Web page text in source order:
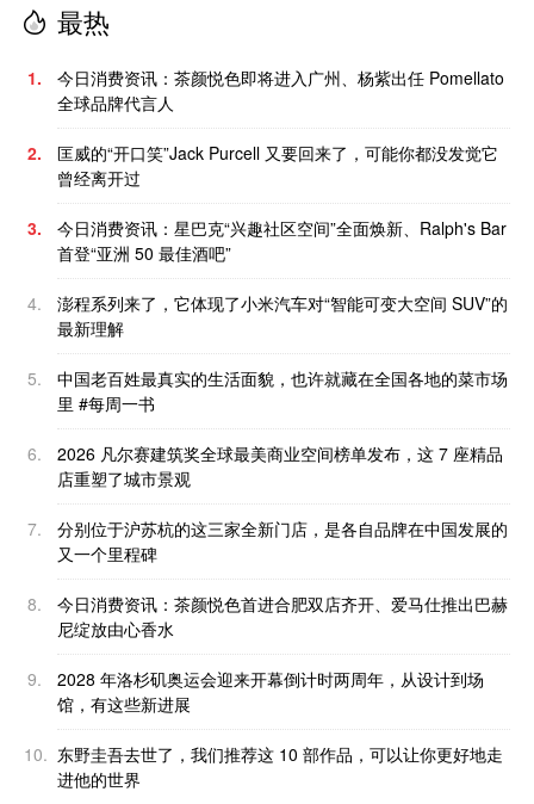
最热
1.
今日消费资讯：茶颜悦色即将进入广州、杨紫出任 Pomellato
全球品牌代言人
2.
匡威的“开口笑”Jack Purcell 又要回来了，可能你都没发觉它
曾经离开过
3.
今日消费资讯：星巴克“兴趣社区空间”全面焕新、Ralph's Bar
首登“亚洲 50 最佳酒吧”
4.
澎程系列来了，它体现了小米汽车对“智能可变大空间 SUV”的
最新理解
5.
中国老百姓最真实的生活面貌，也许就藏在全国各地的菜市场
里 #每周一书
6.
2026 凡尔赛建筑奖全球最美商业空间榜单发布，这 7 座精品
店重塑了城市景观
7.
分别位于沪苏杭的这三家全新门店，是各自品牌在中国发展的
又一个里程碑
8.
今日消费资讯：茶颜悦色首进合肥双店齐开、爱马仕推出巴赫
尼绽放由心香水
9.
2028 年洛杉矶奥运会迎来开幕倒计时两周年，从设计到场
馆，有这些新进展
10. 东野圭吾去世了，我们推荐这 10 部作品，可以让你更好地走
进他的世界